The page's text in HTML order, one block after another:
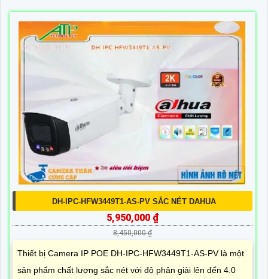
DH-IPC-HFW3449T1-AS-PV SẮC NÉT DAHUA
5,950,000 ₫
8,450,000 ₫
Thiết bị Camera IP POE DH-IPC-HFW3449T1-AS-PV là một
sản phẩm chất lượng sắc nét với độ phân giải lên đến 4.0